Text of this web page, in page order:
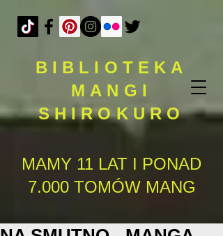
BIBLIOTEKA
MANGI
SHIROKURO
MAMY 11 LAT I PONAD
7.000 TOMÓW MANG